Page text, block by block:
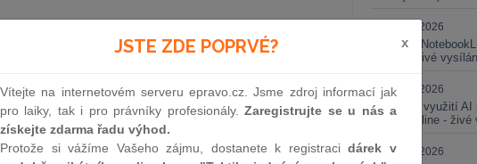
18.08.2026
Gemini a
(online - živé
25.08.2026
Praktické využití AI
smluv (online -
01.09.2026
JSTE ZDE POPRVÉ? x
Vítejte na internetovém serveru epravo.cz. Jsme zdroj informací jak
pro laiky, tak i pro právníky profesionály.Zaregistrujte se u nás a
získejte zdarma řadu výhod.
Protože si vážíme Vašeho zájmu, dostanete k registracidárek v